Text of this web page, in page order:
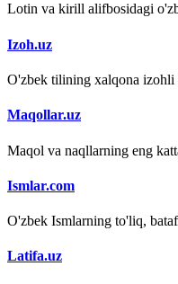
Lotin va kirill alifbosidagi
Izoh.uz
O'zbek tilining xalqona izohli
Maqollar.uz
Maqol va naqllarning eng
Ismlar.com
O'zbek Ismlarning to'liq,
Latifa.uz